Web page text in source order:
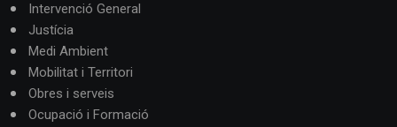
Intervenció General
Justícia
Medi Ambient
Mobilitat i Territori
Obres i serveis
Ocupació i Formació